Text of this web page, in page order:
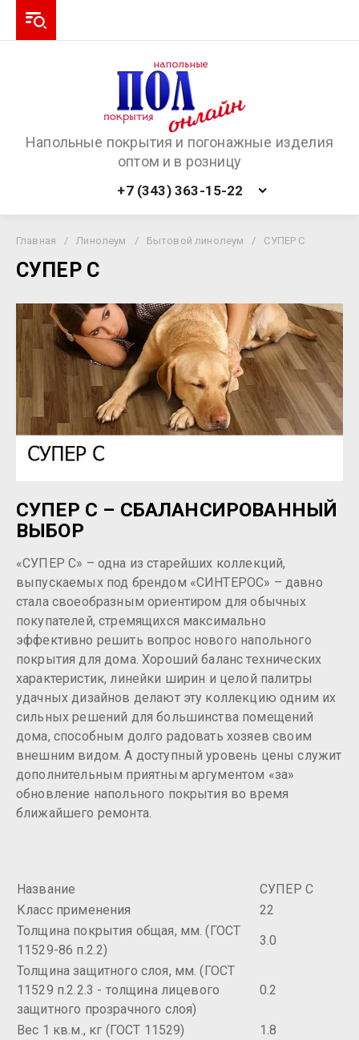
Напольные покрытия и погонажные изделия
оптом и в розницу
+7 (343) 363-15-22
Главная / Линолеум / Бытовой линолеум / СУПЕР С
СУПЕР С
СУПЕР С – СБАЛАНСИРОВАННЫЙ
ВЫБОР
«СУПЕР С» – одна из старейших коллекций,
выпускаемых под брендом «СИНТЕРОС» – давно
стала своеобразным ориентиром для обычных
покупателей, стремящихся максимально
эффективно решить вопрос нового напольного
покрытия для дома. Хороший баланс технических
характеристик, линейки ширин и целой палитры
удачных дизайнов делают эту коллекцию одним их
сильных решений для большинства помещений
дома, способным долго радовать хозяев своим
внешним видом. А доступный уровень цены служит
дополнительным приятным аргументом «за»
обновление напольного покрытия во время
ближайшего ремонта.
Название
СУПЕР С
Класс применения
22
Толщина покрытия общая, мм. (ГОСТ
11529-86 п.2.2)
3.0
Толщина защитного слоя, мм. (ГОСТ
11529 п.2.2.3 - толщина лицевого
защитного прозрачного слоя)
0.2
Вес 1 кв.м., кг (ГОСТ 11529)
1.8